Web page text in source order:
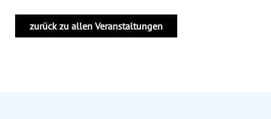
zurück zu allen Veranstaltungen